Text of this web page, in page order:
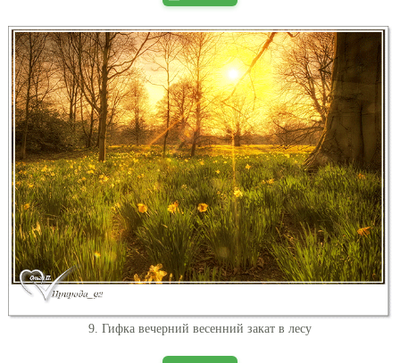
9. Гифка вечерний весенний закат в лесу